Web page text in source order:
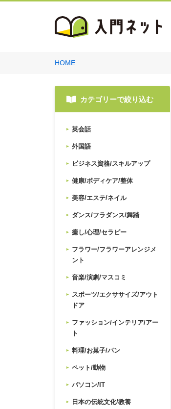
HOME
カテゴリーで絞り込む
英会話
外国語
ビジネス資格/スキルアップ
健康/ボディケア/整体
美容/エステ/ネイル
ダンス/フラダンス/舞踏
癒し/心理/セラピー
フラワー/フラワーアレンジメ
ント
音楽/演劇/マスコミ
スポーツ/エクササイズ/アウト
ドア
ファッション/インテリア/アー
ト
料理/お菓子/パン
ペット/動物
パソコン/IT
日本の伝統文化/教養